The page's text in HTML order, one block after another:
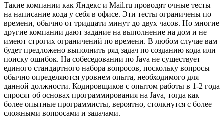
Такие компании как Яндекс и Mail.ru проводят очные тесты
на написание кода у себя в офисе. Эти тесты ограничены по
времени, обычно от тридцати минут до двух часов. Но многие
другие компании дают задание на выполнение на дом и не
имеют строгих ограничений по времени. В любом случае вам
будет предложено выполнить ряд задач по созданию кода или
поиску ошибок. На собеседовании по Java не существует
единого стандартного набора вопросов, поскольку вопросы
обычно определяются уровнем опыта, необходимого для
данной должности. Кодировщиков с опытом работы в 1-2 года
спросят об основах программирования на Java, тогда как
более опытные программисты, вероятно, столкнутся с более
сложными вопросами и задачами.